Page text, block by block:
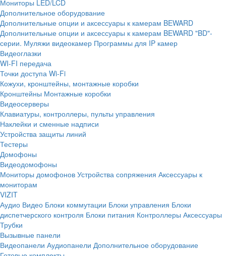
Мониторы LED/LCD
Дополнительное оборудование
Дополнительные опции и аксессуары к камерам BEWARD
Дополнительные опции и аксессуары к камерам BEWARD "BD"-
серии. Муляжи видеокамер Программы для IP камер
Видеоглазки
WI-FI передача
Точки доступа Wi-Fi
Кожухи, кронштейны, монтажные коробки
Кронштейны Монтажные коробки
Видеосерверы
Клавиатуры, контроллеры, пульты управления
Наклейки и сменные надписи
Устройства защиты линий
Тестеры
Домофоны
Видеодомофоны
Мониторы домофонов Устройства сопряжения Аксессуары к
мониторам
VIZIT
Аудио Видео Блоки коммутации Блоки управления Блоки
диспетчерского контроля Блоки питания Контроллеры Аксессуары
Трубки
Вызывные панели
Видеопанели Аудиопанели Дополнительное оборудование